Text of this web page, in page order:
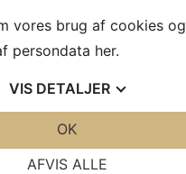
Hvid
Farve
219,-
vores brug af cookies og
persondata her.
VIS DETALJER
AFVIS ALLE
OK